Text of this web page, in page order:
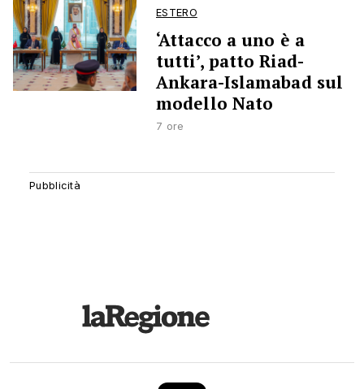
ESTERO
‘Attacco a uno è a
tutti’, patto Riad-
Ankara-Islamabad sul
modello Nato
7 ore